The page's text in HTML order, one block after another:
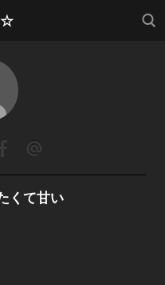
☆
検索
くて甘い